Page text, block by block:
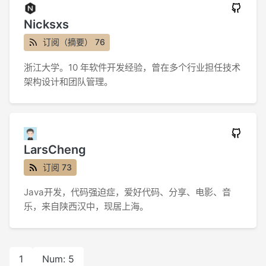
Nicksxs
订阅（摘要） 76
浙江大学。10 年软件开发经验，曾在多个行业担任技术
架构设计和团队管理。
LarsCheng
订阅 73
Java开发，代码强迫症，爱好代码、分享、电影、音
乐，来自陕西汉中，现居上海。
1 Num: 5